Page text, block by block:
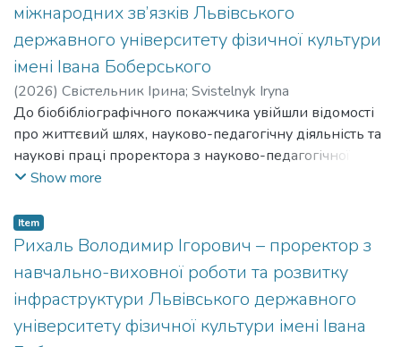
міжнародних зв’язків Львівського
державного університету фізичної культури
імені Івана Боберського
(2026) Свістельник Ірина; Svistelnyk Iryna
До біобібліографічного покажчика увійшли відомості
про життєвий шлях, науково-педагогічну діяльність та
наукові праці проректора з науково-педагогічної
роботи та міжнародних зв’язків, доктора наук з
олімпійського, професійного та адаптивного спорту
Львівського державного університету фізичної
культури імені Івана Боберського – Мар’яна
Петровича Пітина.
Show more
Item
Рихаль Володимир Ігорович – проректор з
навчально-виховної роботи та розвитку
інфраструктури Львівського державного
університету фізичної культури імені Івана